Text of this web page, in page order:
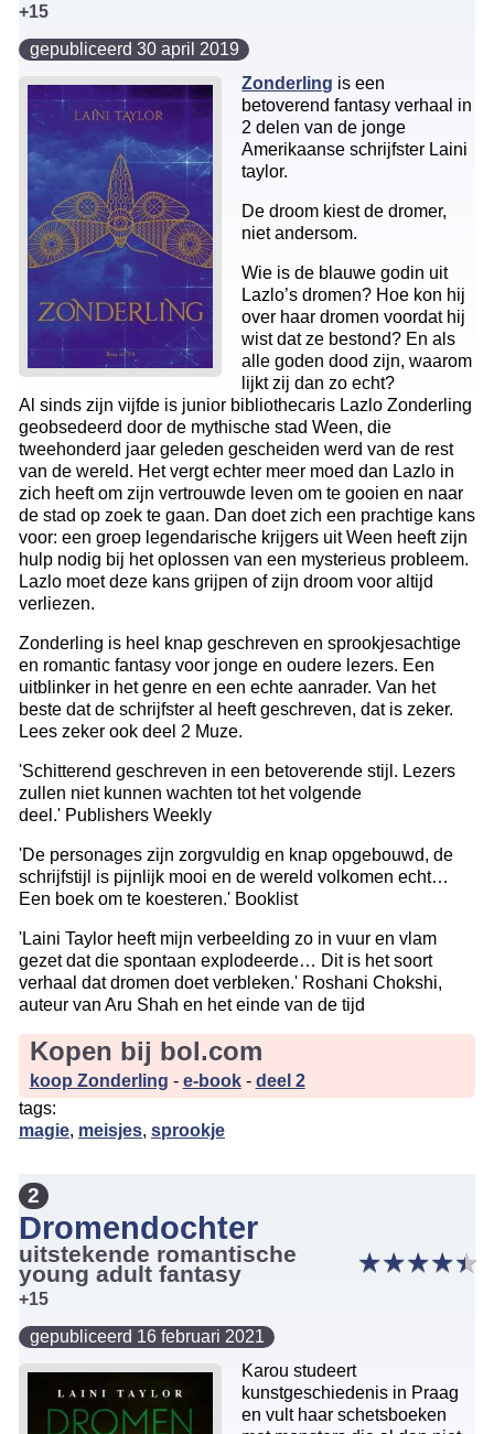
+15
gepubliceerd 30 april 2019
Zonderling is een
betoverend fantasy verhaal in
2 delen van de jonge
Amerikaanse schrijfster Laini
taylor.
De droom kiest de dromer,
niet andersom.
Wie is de blauwe godin uit
Lazlo’s dromen? Hoe kon hij
over haar dromen voordat hij
wist dat ze bestond? En als
alle goden dood zijn, waarom
lijkt zij dan zo echt?
Al sinds zijn vijfde is junior bibliothecaris Lazlo Zonderling
geobsedeerd door de mythische stad Ween, die
tweehonderd jaar geleden gescheiden werd van de rest
van de wereld. Het vergt echter meer moed dan Lazlo in
zich heeft om zijn vertrouwde leven om te gooien en naar
de stad op zoek te gaan. Dan doet zich een prachtige kans
voor: een groep legendarische krijgers uit Ween heeft zijn
hulp nodig bij het oplossen van een mysterieus probleem.
Lazlo moet deze kans grijpen of zijn droom voor altijd
verliezen.
Zonderling is heel knap geschreven en sprookjesachtige
en romantic fantasy voor jonge en oudere lezers. Een
uitblinker in het genre en een echte aanrader. Van het
beste dat de schrijfster al heeft geschreven, dat is zeker.
Lees zeker ook deel 2 Muze.
'Schitterend geschreven in een betoverende stijl. Lezers
zullen niet kunnen wachten tot het volgende
deel.' Publishers Weekly
'De personages zijn zorgvuldig en knap opgebouwd, de
schrijfstijl is pijnlijk mooi en de wereld volkomen echt…
Een boek om te koesteren.' Booklist
'Laini Taylor heeft mijn verbeelding zo in vuur en vlam
gezet dat die spontaan explodeerde… Dit is het soort
verhaal dat dromen doet verbleken.' Roshani Chokshi,
auteur van Aru Shah en het einde van de tijd
Kopen bij bol.com
koop Zonderling - e-book- deel 2
tags:
magie, meisjes, sprookje
2
Dromendochter
★★★★★
★★★★★
uitstekende romantische
young adult fantasy
+15
gepubliceerd 16 februari 2021
Karou studeert
kunstgeschiedenis in Praag
en vult haar schetsboeken